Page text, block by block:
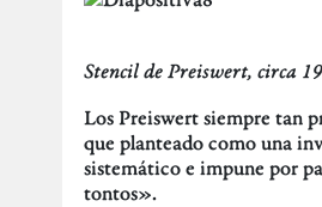
Stencil de Preiswert, circa
Los Preiswert siempre tan
que planteado como una
sistemático e impune por
tontos».